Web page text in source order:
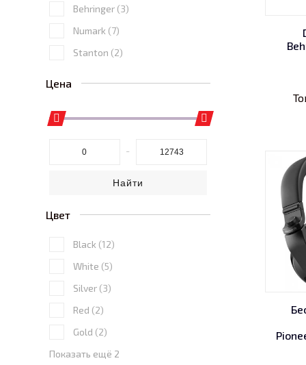
Behringer (3)
Numark (7)
Stanton (2)
Цена
-
Найти
Цвет
Black (12)
White (5)
Silver (3)
Red (2)
Gold (2)
Показать ещё 2